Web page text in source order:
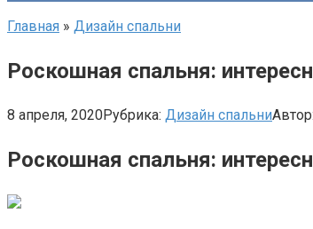
Главная » Дизайн спальни
Роскошная спальня:
8 апреля, 2020Рубрика: Дизайн спальниАвтор:
Роскошная спальня: